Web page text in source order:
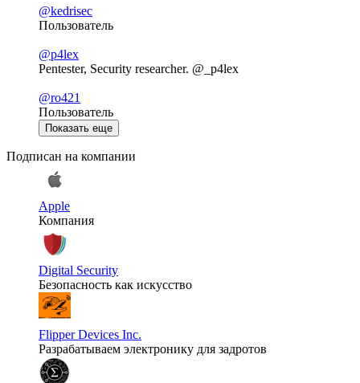
@kedrisec
Пользователь
@p4lex
Pentester, Security researcher. @_p4lex
@ro421
Пользователь
Показать еще
Подписан на компании
Apple
Компания
Digital Security
Безопасность как искусство
Flipper Devices Inc.
Разрабатываем электронику для задротов